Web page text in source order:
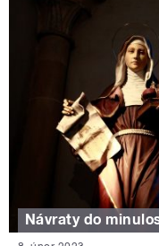
Návraty do